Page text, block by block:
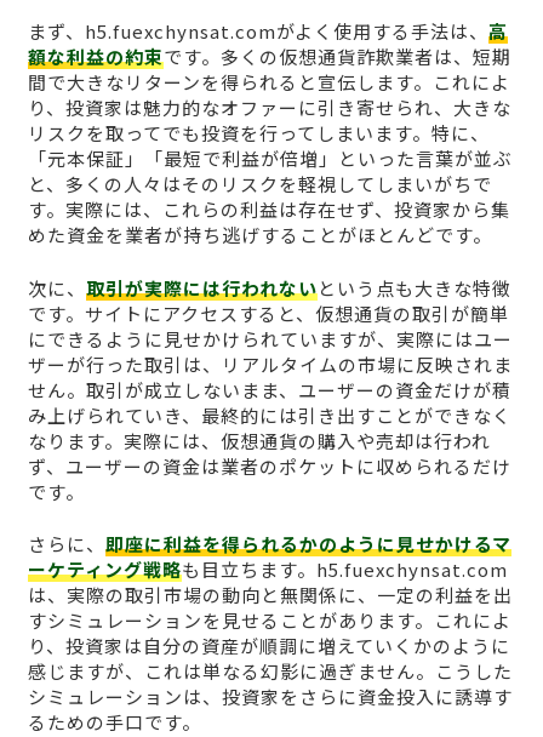
まず、h5.fuexchynsat.comがよく使用する手法は、 高
額な利益の約束です。多くの仮想通貨詐欺業者は、短期
間で大きなリターンを得られると宣伝します。これによ
り、投資家は魅力的なオファーに引き寄せられ、大きな
リスクを取ってでも投資を行ってしまいます。特に、
「元本保証」「最短で利益が倍増」といった言葉が並ぶ
と、多くの人々はそのリスクを軽視してしまいがちで
す。実際には、これらの利益は存在せず、投資家から集
めた資金を業者が持ち逃げすることがほとんどです。
次に、 取引が実際には行われないという点も大きな特徴
です。サイトにアクセスすると、仮想通貨の取引が簡単
にできるように見せかけられていますが、実際にはユー
ザーが行った取引は、リアルタイムの市場に反映されま
せん。取引が成立しないまま、ユーザーの資金だけが積
み上げられていき、最終的には引き出すことができなく
なります。実際には、仮想通貨の購入や売却は行われ
ず、ユーザーの資金は業者のポケットに収められるだけ
です。
さらに、 即座に利益を得られるかのように見せかけるマ
ーケティング戦略も目立ちます。h5.fuexchynsat.com
は、実際の取引市場の動向と無関係に、一定の利益を出
すシミュレーションを見せることがあります。これによ
り、投資家は自分の資産が順調に増えていくかのように
感じますが、これは単なる幻影に過ぎません。こうした
シミュレーションは、投資家をさらに資金投入に誘導す
るための手口です。